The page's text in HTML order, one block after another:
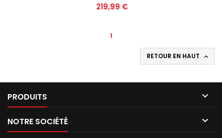
Prix
219,99 €
1
RETOUR EN HAUT 
PRODUITS 
NOTRE SOCIÉTÉ 